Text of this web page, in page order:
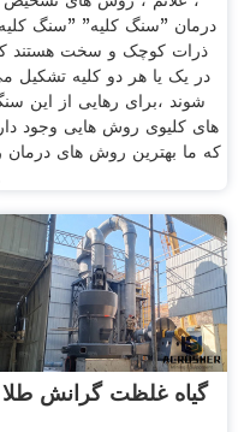
درمان "سنگ کلیه" "سنگ
ذرات کوچک و سخت هستند
در یک یا هر دو کلیه تشکیل
شوند ،برای رهایی از این
های کلیوی روش هایی وجود
که ما بهترین روش های درمان
گیاه غلظت گرانش طلا